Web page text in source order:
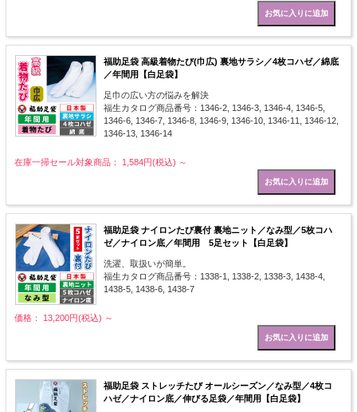
福助足袋 高級着物たび(巾広) 裏地サラシ／4枚コハゼ／綿底
／年間用【白足袋】
足巾の広い方の悩みを解決
福生カタログ商品番号：1346-2, 1346-3, 1346-4, 1346-5,
1346-6, 1346-7, 1346-8, 1346-9, 1346-10, 1346-11, 1346-12,
1346-13, 1346-14
在庫一掃セール対象商品： 1,584円(税込) ～
福助足袋 ナイロンたび裏付 裏地ニット／なみ型／5枚コハ
ゼ／ナイロン底／年間用 5足セット【白足袋】
洗濯、取扱いが簡単。
福生カタログ商品番号：1338-1, 1338-2, 1338-3, 1438-4,
1438-5, 1438-6, 1438-7
価格： 13,200円(税込) ～
福助足袋 ストレッチたび オールシーズン／なみ型／4枚コ
ハゼ／ナイロン底／伸びる足袋／年間用【白足袋】